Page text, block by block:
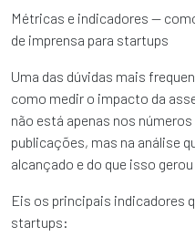
Métricas e indicadores —
de imprensa para startups
Uma das dúvidas mais
como medir o impacto da
não está apenas nos
publicações, mas na análise
alcançado e do que isso
Eis os principais indicadores
startups: